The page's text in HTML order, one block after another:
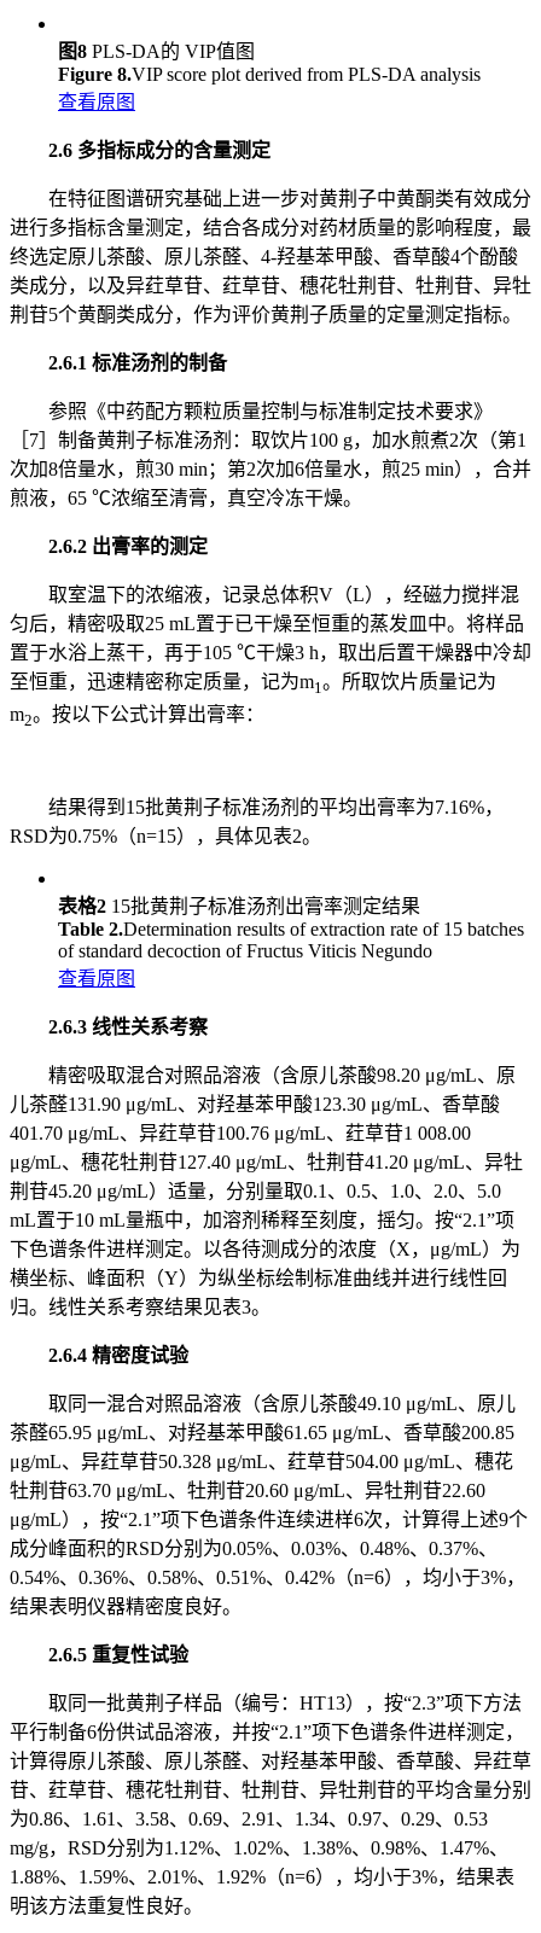
图8 PLS-DA的 VIP值图
Figure 8.VIP score plot derived from PLS-DA analysis
查看原图
2.6 多指标成分的含量测定
在特征图谱研究基础上进一步对黄荆子中黄酮类有效成分
进行多指标含量测定，结合各成分对药材质量的影响程度，最
终选定原儿茶酸、原儿茶醛、4-羟基苯甲酸、香草酸4个酚酸
类成分，以及异荭草苷、荭草苷、穗花牡荆苷、牡荆苷、异牡
荆苷5个黄酮类成分，作为评价黄荆子质量的定量测定指标。
2.6.1 标准汤剂的制备
参照《中药配方颗粒质量控制与标准制定技术要求》
［7］制备黄荆子标准汤剂：取饮片100 g，加水煎煮2次（第1
次加8倍量水，煎30 min；第2次加6倍量水，煎25 min），合并
煎液，65 ℃浓缩至清膏，真空冷冻干燥。
2.6.2 出膏率的测定
取室温下的浓缩液，记录总体积V（L），经磁力搅拌混
匀后，精密吸取25 mL置于已干燥至恒重的蒸发皿中。将样品
置于水浴上蒸干，再于105 ℃干燥3 h，取出后置干燥器中冷却
至恒重，迅速精密称定质量，记为m1。所取饮片质量记为
m2。按以下公式计算出膏率：
结果得到15批黄荆子标准汤剂的平均出膏率为7.16%，
RSD为0.75%（n=15），具体见表2。
表格2 15批黄荆子标准汤剂出膏率测定结果
Table 2.Determination results of extraction rate of 15 batches
of standard decoction of Fructus Viticis Negundo
查看原图
2.6.3 线性关系考察
精密吸取混合对照品溶液（含原儿茶酸98.20 μg/mL、原
儿茶醛131.90 μg/mL、对羟基苯甲酸123.30 μg/mL、香草酸
401.70 μg/mL、异荭草苷100.76 μg/mL、荭草苷1 008.00
μg/mL、穗花牡荆苷127.40 μg/mL、牡荆苷41.20 μg/mL、异牡
荆苷45.20 μg/mL）适量，分别量取0.1、0.5、1.0、2.0、5.0
mL置于10 mL量瓶中，加溶剂稀释至刻度，摇匀。按“2.1”项
下色谱条件进样测定。以各待测成分的浓度（X，μg/mL）为
横坐标、峰面积（Y）为纵坐标绘制标准曲线并进行线性回
归。线性关系考察结果见表3。
2.6.4 精密度试验
取同一混合对照品溶液（含原儿茶酸49.10 μg/mL、原儿
茶醛65.95 μg/mL、对羟基苯甲酸61.65 μg/mL、香草酸200.85
μg/mL、异荭草苷50.328 μg/mL、荭草苷504.00 μg/mL、穗花
牡荆苷63.70 μg/mL、牡荆苷20.60 μg/mL、异牡荆苷22.60
μg/mL），按“2.1”项下色谱条件连续进样6次，计算得上述9个
成分峰面积的RSD分别为0.05%、0.03%、0.48%、0.37%、
0.54%、0.36%、0.58%、0.51%、0.42%（n=6），均小于3%，
结果表明仪器精密度良好。
2.6.5 重复性试验
取同一批黄荆子样品（编号：HT13），按“2.3”项下方法
平行制备6份供试品溶液，并按“2.1”项下色谱条件进样测定，
计算得原儿茶酸、原儿茶醛、对羟基苯甲酸、香草酸、异荭草
苷、荭草苷、穗花牡荆苷、牡荆苷、异牡荆苷的平均含量分别
为0.86、1.61、3.58、0.69、2.91、1.34、0.97、0.29、0.53
mg/g，RSD分别为1.12%、1.02%、1.38%、0.98%、1.47%、
1.88%、1.59%、2.01%、1.92%（n=6），均小于3%，结果表
明该方法重复性良好。